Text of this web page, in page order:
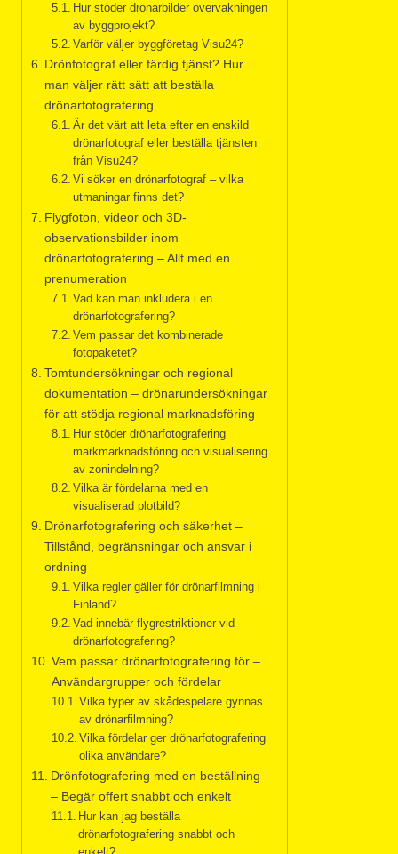
Hur stöder drönarbilder övervakningen
av byggprojekt?
Varför väljer byggföretag Visu24?
Drönfotograf eller färdig tjänst? Hur
man väljer rätt sätt att beställa
drönarfotografering
Är det värt att leta efter en enskild
drönarfotograf eller beställa tjänsten
från Visu24?
Vi söker en drönarfotograf – vilka
utmaningar finns det?
Flygfoton, videor och 3D-
observationsbilder inom
drönarfotografering – Allt med en
prenumeration
Vad kan man inkludera i en
drönarfotografering?
Vem passar det kombinerade
fotopaketet?
Tomtundersökningar och regional
dokumentation – drönarundersökningar
för att stödja regional marknadsföring
Hur stöder drönarfotografering
markmarknadsföring och visualisering
av zonindelning?
Vilka är fördelarna med en
visualiserad plotbild?
Drönarfotografering och säkerhet –
Tillstånd, begränsningar och ansvar i
ordning
Vilka regler gäller för drönarfilmning i
Finland?
Vad innebär flygrestriktioner vid
drönarfotografering?
Vem passar drönarfotografering för –
Användargrupper och fördelar
Vilka typer av skådespelare gynnas
av drönarfilmning?
Vilka fördelar ger drönarfotografering
olika användare?
Drönfotografering med en beställning
– Begär offert snabbt och enkelt
Hur kan jag beställa
drönarfotografering snabbt och